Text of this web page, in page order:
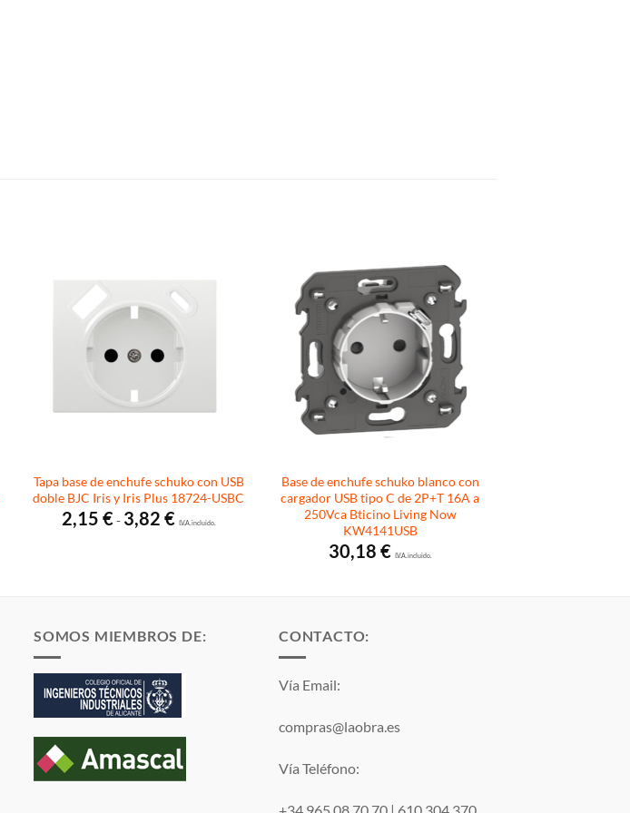
Tapa base de enchufe schuko con USB
doble BJC Iris y Iris Plus 18724-USBC
2,15€- 3,82€deI.V.A. incluido.
Base de enchufe schuko blanco con
cargador USB tipo C de 2P+T 16A a
250Vca Bticino Living Now
KW4141USB
30,18€ I.V.A. incluido.
SOMOS MIEMBROS DE: CONTACTO:
Vía Email:
compras@laobra.es
Vía Teléfono:
+34 965 08 70 70 | 610 304 370